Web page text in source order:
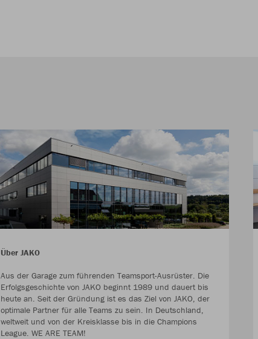
Über JAKO
Aus der Garage zum führenden Teamsport-Ausrüster. Die
Erfolgsgeschichte von JAKO beginnt 1989 und dauert bis
heute an. Seit der Gründung ist es das Ziel von JAKO, der
optimale Partner für alle Teams zu sein. In Deutschland,
weltweit und von der Kreisklasse bis in die Champions
League. WE ARE TEAM!